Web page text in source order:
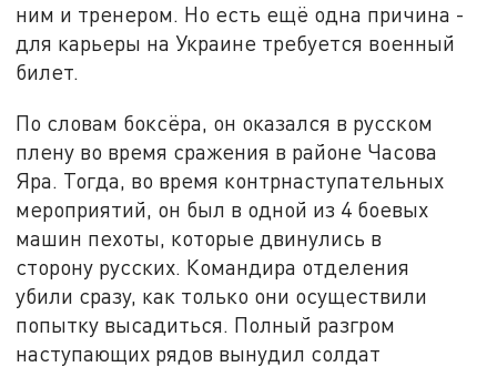
ним и тренером. Но есть ещё одна причина -
для карьеры на Украине требуется военный
билет.
По словам боксёра, он оказался в русском
плену во время сражения в районе Часова
Яра. Тогда, во время контрнаступательных
мероприятий, он был в одной из 4 боевых
машин пехоты, которые двинулись в
сторону русских. Командира отделения
убили сразу, как только они осуществили
попытку высадиться. Полный разгром
наступающих рядов вынудил солдат